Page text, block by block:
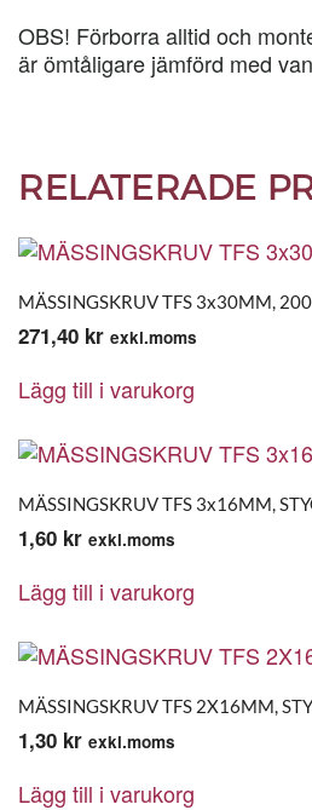
OBS! Förborra alltid och
är ömtåligare jämförd med
RELATERADE
MÄSSINGSKRUV TFS 3x30MM,
271,40 kr exkl.moms
Lägg till i varukorg
MÄSSINGSKRUV TFS 3x16MM,
1,60 kr exkl.moms
Lägg till i varukorg
MÄSSINGSKRUV TFS 2X16MM,
1,30 kr exkl.moms
Lägg till i varukorg